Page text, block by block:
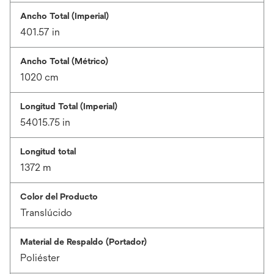
Ancho Total (Imperial)
401.57 in
Ancho Total (Métrico)
1020 cm
Longitud Total (Imperial)
54015.75 in
Longitud total
1372 m
Color del Producto
Translúcido
Material de Respaldo (Portador)
Poliéster